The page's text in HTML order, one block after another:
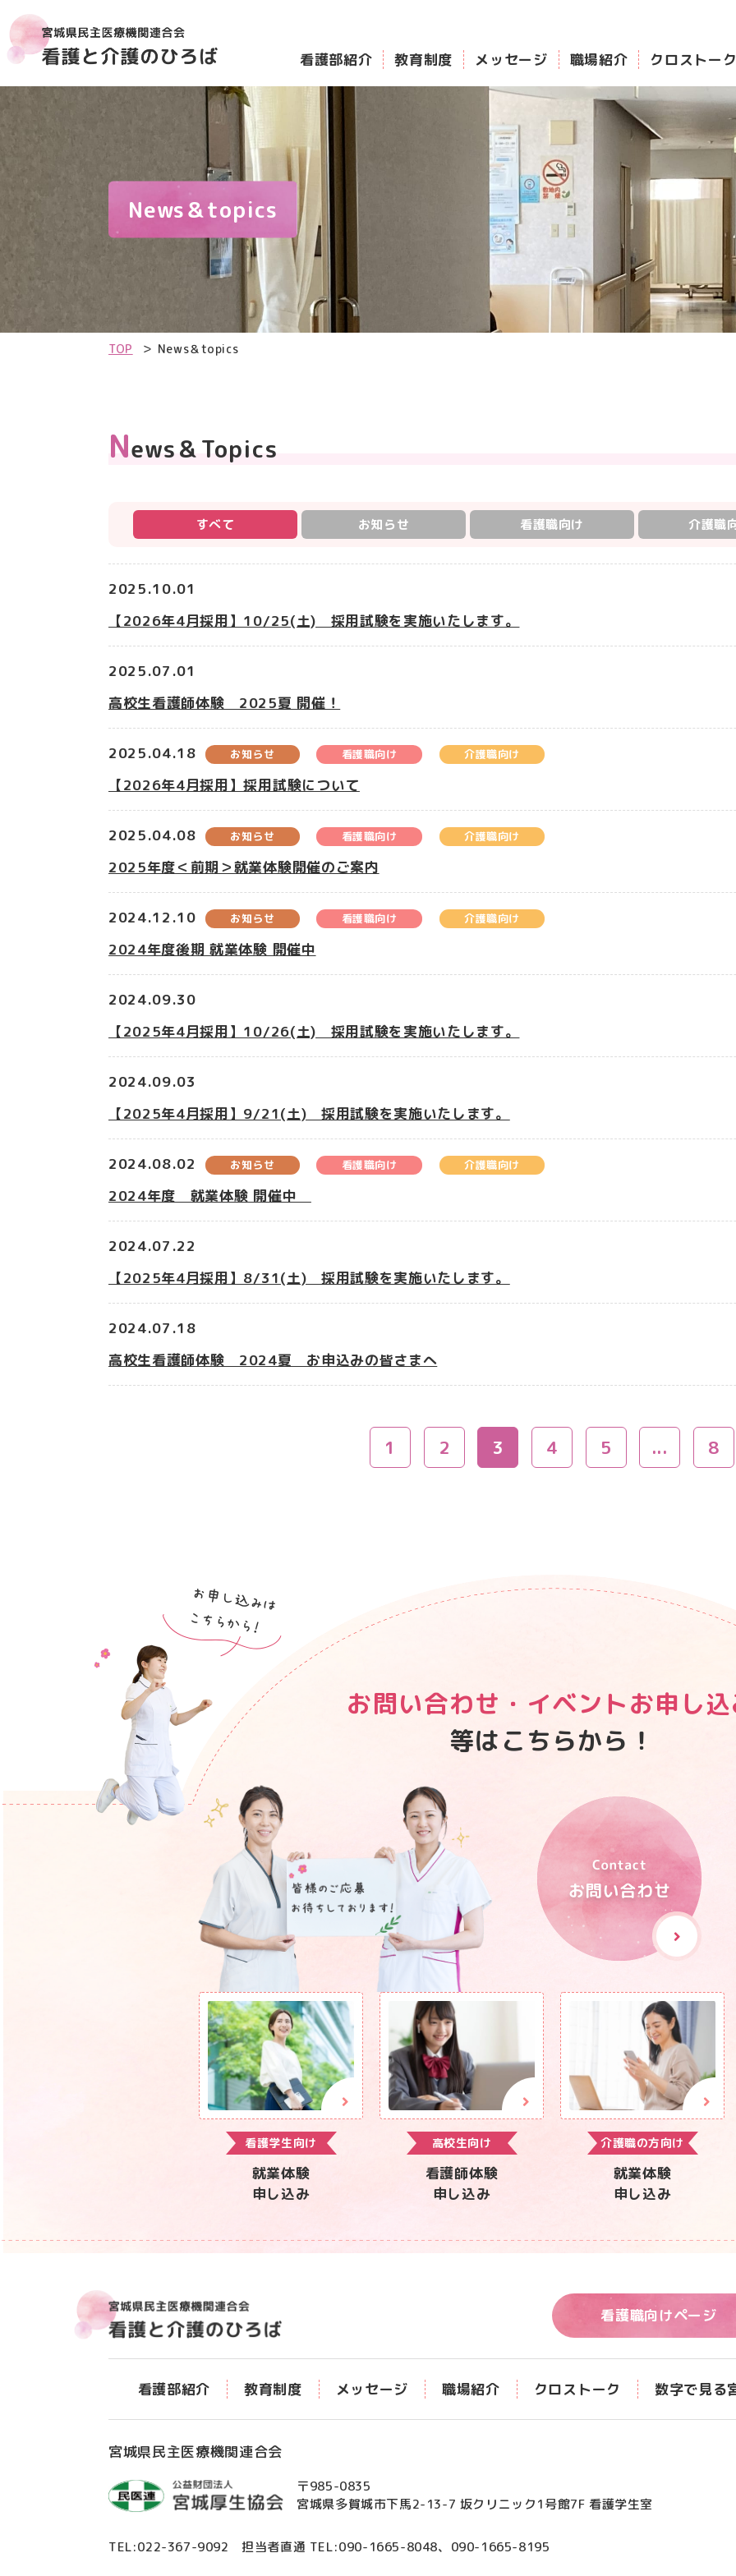
看護部紹介 教育制度 メッセージ 職場紹介 クロストー
News＆topics
TOP News＆topics
News＆Topics
すべて お知らせ 看護職向け 介護職
2025.10.01
【2026年4月採用】10/25(土) 採用試験を実施いたします。
2025.07.01
高校生看護師体験 2025夏 開催！
2025.04.18 お知らせ 看護職向け 介護職向け
【2026年4月採用】採用試験について
2025.04.08 お知らせ 看護職向け 介護職向け
2025年度＜前期＞就業体験開催のご案内
2024.12.10 お知らせ 看護職向け 介護職向け
2024年度後期 就業体験 開催中
2024.09.30
【2025年4月採用】10/26(土) 採用試験を実施いたします。
2024.09.03
【2025年4月採用】9/21(土) 採用試験を実施いたします。
2024.08.02 お知らせ 看護職向け 介護職向け
2024年度 就業体験 開催中
2024.07.22
【2025年4月採用】8/31(土) 採用試験を実施いたします。
2024.07.18
高校生看護師体験 2024夏 お申込みの皆さまへ
1 2 3 4 5 ... 8
お問い合わせ・ イベントお申し
等はこちらから！
看護学生向け
就業体験
申し込み
高校生向け
看護師体験
申し込み
介護職の方向け
就業体験
申し込み
看護職向けページ
看護部紹介 教育制度 メッセージ 職場紹介 クロストーク 数字で見る
宮城県民主医療機関連合会
〒985-0835
宮城県多賀城市下馬2-13-7 坂クリニック1号館7F 看護学生室
TEL:022-367-9092 担当者直通 TEL:090-1665-8048、 090-1665-8195